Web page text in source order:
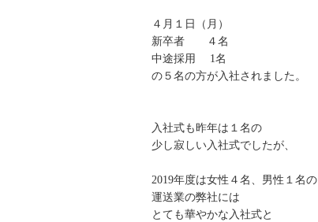
４月１日（月）
新卒者 ４名
中途採用 1名
の５名の方が入社されました。
入社式も昨年は１名の
少し寂しい入社式でしたが、
2019年度は女性４名、男性１名の
運送業の弊社には
とても華やかな入社式と